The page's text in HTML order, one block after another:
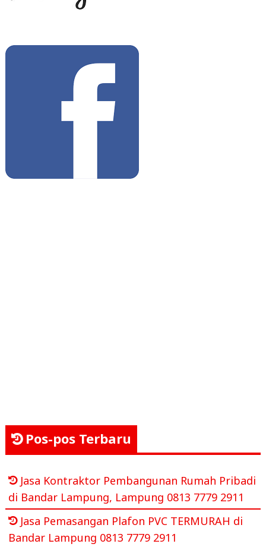
Pos-pos Terbaru
Jasa Kontraktor Pembangunan Rumah Pribadi
di Bandar Lampung, Lampung 0813 7779 2911
Jasa Pemasangan Plafon PVC TERMURAH di
Bandar Lampung 0813 7779 2911